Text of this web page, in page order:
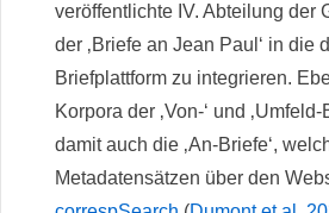
veröffentlichte IV. Abteilung der
der ‚Briefe an Jean Paul‘ in die
Briefplattform zu integrieren.
Korpora der ‚Von-‘ und
damit auch die ‚An-Briefe‘,
Metadatensätzen über den